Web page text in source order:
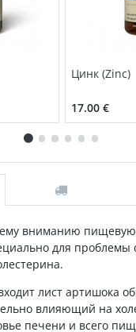
Цинк (Zinc)
17.00 €
вниманию пищевую
для
лист артишока
влияющий на
печени и всего